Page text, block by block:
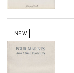
NEW